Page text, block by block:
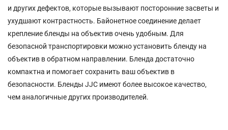
и других дефектов, которые вызывают посторонние засветы и
ухудшают контрастность. Байонетное соединение делает
крепление бленды на объектив очень удобным. Для
безопасной транспортировки можно установить бленду на
объектив в обратном направлении. Бленда достаточно
компактна и помогает сохранить ваш объектив в
безопасности. Бленды JJC имеют более высокое качество,
чем аналогичные других производителей.